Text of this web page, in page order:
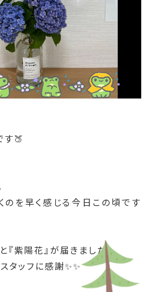
す🍑
のを早く感じる今日この頃です
『紫陽花』が届きました！
タッフに感謝✨✨